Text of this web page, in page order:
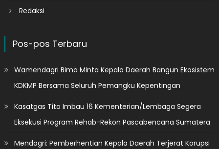
Redaksi
Pos-pos Terbaru
Wamendagri Bima Minta Kepala Daerah Bangun Ekosistem
KDKMP Bersama Seluruh Pemangku Kepentingan
Kasatgas Tito Imbau 16 Kementerian/Lembaga Segera
Eksekusi Program Rehab-Rekon Pascabencana Sumatera
Mendagri: Pemberhentian Kepala Daerah Terjerat Korupsi